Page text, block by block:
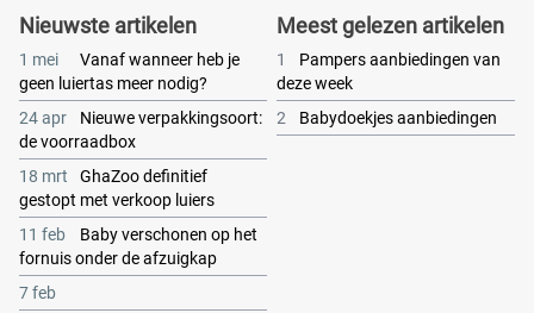
Nieuwste artikelen
1 mei
Vanaf wanneer heb je
geen luiertas meer nodig?
24 apr
Nieuwe verpakkingsoort:
de voorraadbox
18 mrt
GhaZoo definitief
gestopt met verkoop luiers
11 feb
Baby verschonen op het
fornuis onder de afzuigkap
7 feb
Meest gelezen artikelen
1
Pampers aanbiedingen van
deze week
2
Babydoekjes aanbiedingen